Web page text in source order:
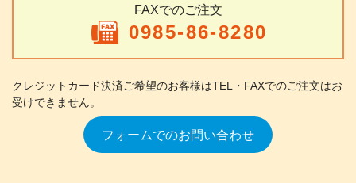
FAXでのご注文
0985-86-8280
クレジットカード決済ご希望のお客様はTEL・FAXでのご注文はお
受けできません。
フォームでのお問い合わせ